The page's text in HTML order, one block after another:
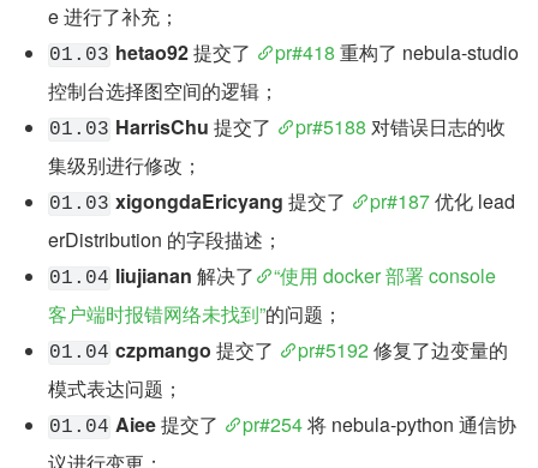
e 进行了补充；
01.03 hetao92 提交了 pr#418 重构了 nebula-studio
控制台选择图空间的逻辑；
01.03 HarrisChu 提交了 pr#5188 对错误日志的收
集级别进行修改；
01.03 xigongdaEricyang 提交了 pr#187 优化 lead
erDistribution 的字段描述；
01.04 liujianan 解决了
“使用 docker 部署 console
客户端时报错网络未找到”的问题；
01.04 czpmango 提交了 pr#5192 修复了边变量的
模式表达问题；
01.04 Aiee 提交了 pr#254 将 nebula-python 通信协
议进行变更；